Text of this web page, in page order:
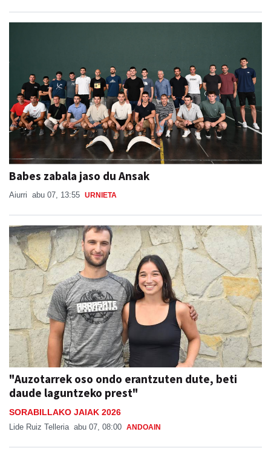
Babes zabala jaso du Ansak
Aiurri abu 07, 13:55 URNIETA
"Auzotarrek oso ondo erantzuten dute, beti
daude laguntzeko prest"
SORABILLAKO JAIAK 2026
Lide Ruiz Telleria abu 07, 08:00 ANDOAIN